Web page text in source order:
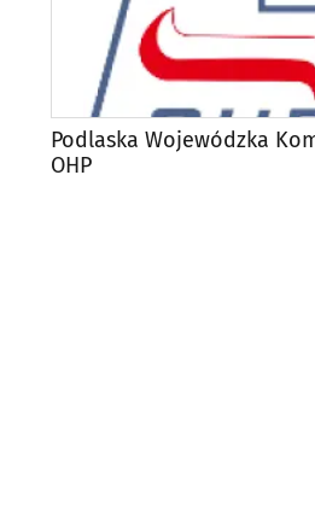
Podlaska Wojewódzka
OHP